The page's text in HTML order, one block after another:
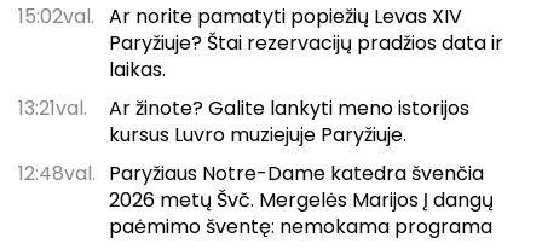
15:02val. Ar norite pamatyti popiežių Levas XIV
Paryžiuje? Štai rezervacijų pradžios data ir
laikas.
13:21val.
Ar žinote? Galite lankyti meno istorijos
kursus Luvro muziejuje Paryžiuje.
12:48val. Paryžiaus Notre-Dame katedra švenčia
2026 metų Švč. Mergelės Marijos Į dangų
paėmimo šventę: nemokama programa